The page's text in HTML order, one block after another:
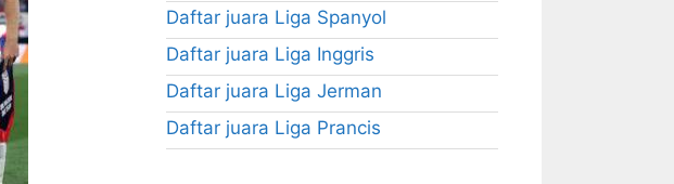
Daftar juara Liga Spanyol
Daftar juara Liga Inggris
Daftar juara Liga Jerman
Daftar juara Liga Prancis